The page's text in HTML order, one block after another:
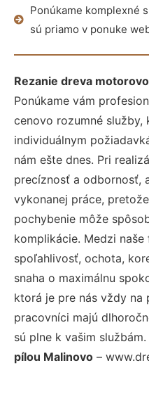
Ponúkame komplexné
sú priamo v ponuke
Rezanie dreva
Ponúkame vám
cenovo rozumné služby,
individuálnym
nám ešte dnes. Pri
precíznosť a odbornosť,
vykonanej práce,
pochybenie môže
komplikácie. Medzi
spoľahlivosť, ochota,
snaha o maximálnu
ktorá je pre nás vždy na
pracovníci majú
sú plne k vašim službám.
pílou Malinovo –